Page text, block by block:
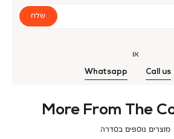
שלח
או
Call us
Whatsapp
More From The
מוצרים נוספים בסדרה